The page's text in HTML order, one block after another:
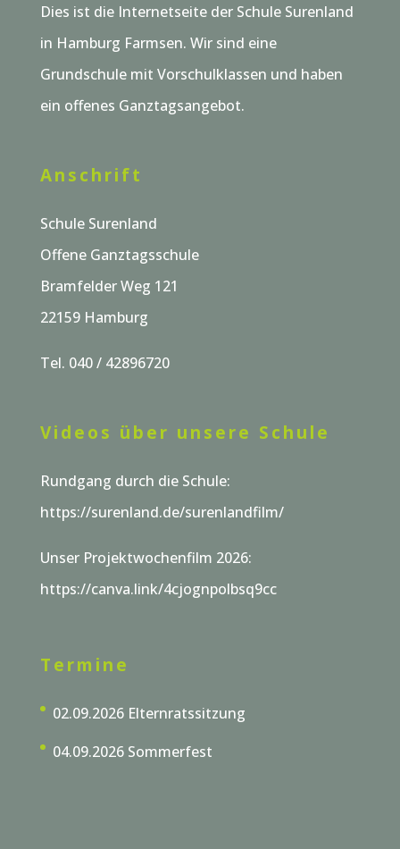
Dies ist die Internetseite der Schule Surenland
in Hamburg Farmsen. Wir sind eine
Grundschule mit Vorschulklassen und haben
ein offenes Ganztagsangebot.
Anschrift
Schule Surenland
Offene Ganztagsschule
Bramfelder Weg 121
22159 Hamburg
Tel. 040 / 42896720
Videos über unsere Schule
Rundgang durch die Schule:
https://surenland.de/surenlandfilm/
Unser Projektwochenfilm 2026:
https://canva.link/4cjognpolbsq9cc
Termine
02.09.2026 Elternratssitzung
04.09.2026 Sommerfest